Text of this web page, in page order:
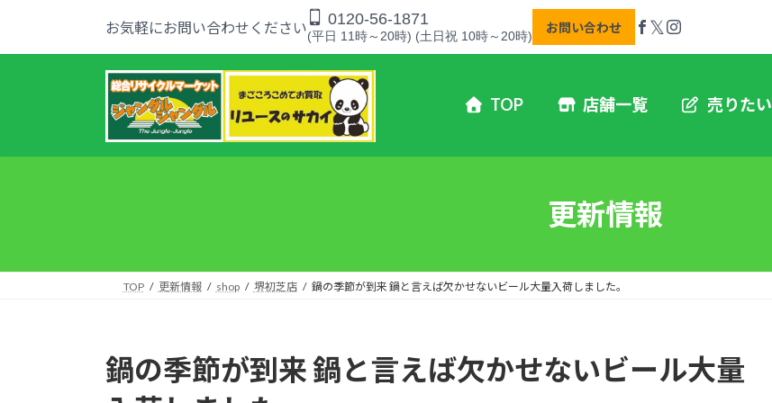
テ
キ
ゲ
に
お気軽にお問い合わせください 0120-56-1871
(平日 11時～20時) (土日祝 10時～20時)
お問い合わせ 𝕏
TOP 店舗一覧 売りたい
更新情報
TOP 更新情報 shop 堺初芝店 鍋の季節が到来 鍋と言えば欠かせないビール大量入荷しました。
鍋の季節が到来 鍋と言えば欠かせないビール大量